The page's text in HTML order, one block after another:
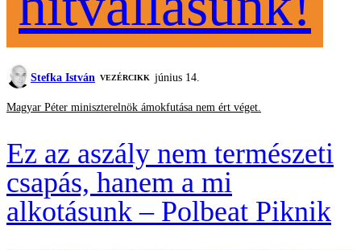
Stefka István VEZÉRCIKK június 14.
Magyar Péter miniszterelnök ámokfutása nem ért véget.
Ez az aszály nem természeti
csapás, hanem a mi
alkotásunk – Polbeat Piknik